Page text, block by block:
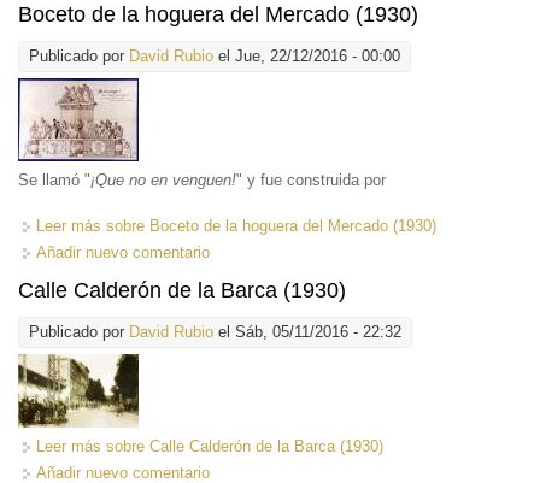
Boceto de la hoguera del Mercado (1930)
Publicado por David Rubio el Jue, 22/12/2016 - 00:00
Se llamó "¡Que no en venguen!" y fue construida por
Leer más sobre Boceto de la hoguera del Mercado (1930)
Añadir nuevo comentario
Calle Calderón de la Barca (1930)
Publicado por David Rubio el Sáb, 05/11/2016 - 22:32
Leer más sobre Calle Calderón de la Barca (1930)
Añadir nuevo comentario